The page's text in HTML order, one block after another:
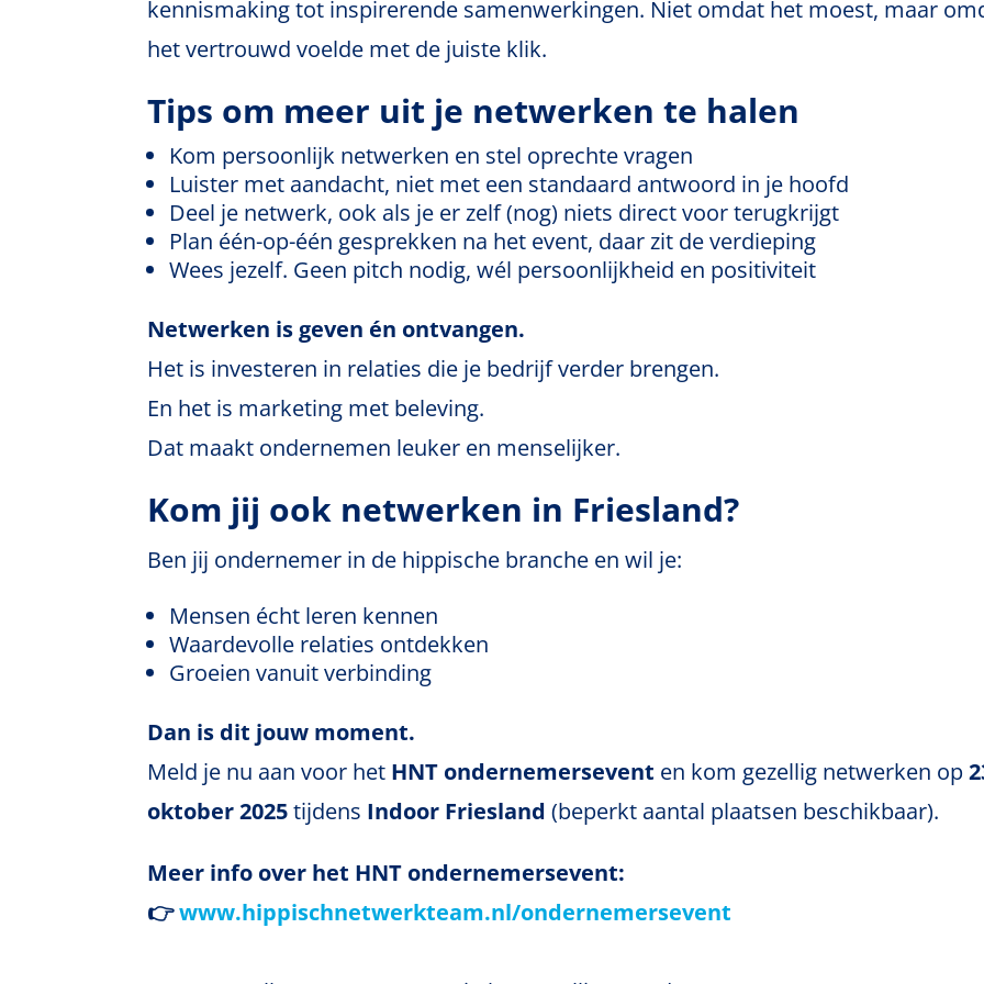
kennismaking tot inspirerende samenwerkingen. Niet omdat het moest, maar
het vertrouwd voelde met de juiste klik.
Tips om meer uit je netwerken te halen
Kom persoonlijk netwerken en stel oprechte vragen
Luister met aandacht, niet met een standaard antwoord in je hoofd
Deel je netwerk, ook als je er zelf (nog) niets direct voor terugkrijgt
Plan één-op-één gesprekken na het event, daar zit de verdieping
Wees jezelf. Geen pitch nodig, wél persoonlijkheid en positiviteit
Netwerken is geven én ontvangen.
Het is investeren in relaties die je bedrijf verder brengen.
En het is marketing met beleving.
Dat maakt ondernemen leuker en menselijker.
Kom jij ook netwerken in Friesland?
Ben jij ondernemer in de hippische branche en wil je:
Mensen écht leren kennen
Waardevolle relaties ontdekken
Groeien vanuit verbinding
Dan is dit jouw moment.
Meld je nu aan voor het HNT ondernemersevent en kom gezellig netwerken op
oktober 2025tijdens Indoor Friesland(beperkt aantal plaatsen beschikbaar).
Meer info over het HNT ondernemersevent:
👉www.hippischnetwerkteam.nl/ondernemersevent